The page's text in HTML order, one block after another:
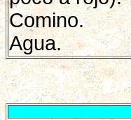
Comino.
Agua.